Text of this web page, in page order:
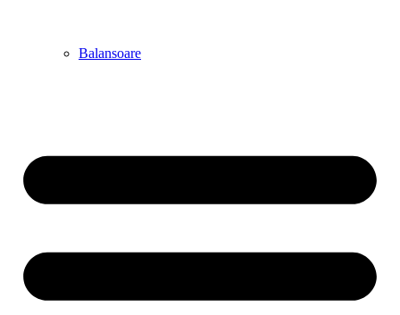
Balansoare